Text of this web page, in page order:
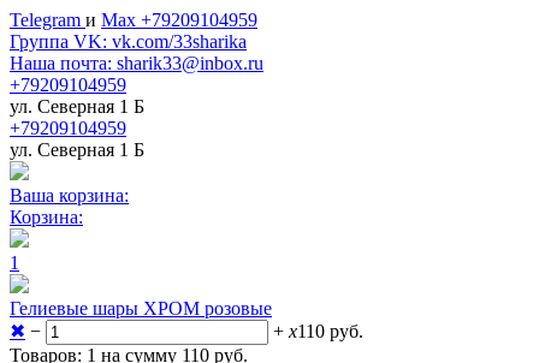
Telegram и Max +79209104959
Группа VK: vk.com/33sharika
Наша почта: sharik33@inbox.ru
+79209104959
ул. Северная 1 Б
+79209104959
ул. Северная 1 Б
Ваша корзина:
Корзина:
1
Гелиевые шары ХРОМ розовые
✖ − + x110 руб.
Товаров: 1 на сумму 110 руб.